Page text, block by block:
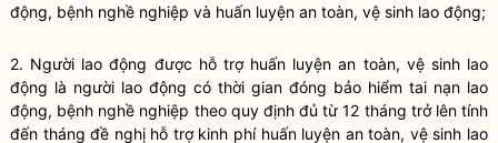
động, bệnh nghề nghiệp và huấn luyện an toàn, vệ sinh lao động;
2. Người lao động được hỗ trợ huấn luyện an toàn, vệ sinh lao
động là người lao động có thời gian đóng bảo hiểm tai nạn lao
động, bệnh nghề nghiệp theo quy định đủ từ 12 tháng trở lên tính
đến tháng đề nghị hỗ trợ kinh phí huấn luyện an toàn, vệ sinh lao